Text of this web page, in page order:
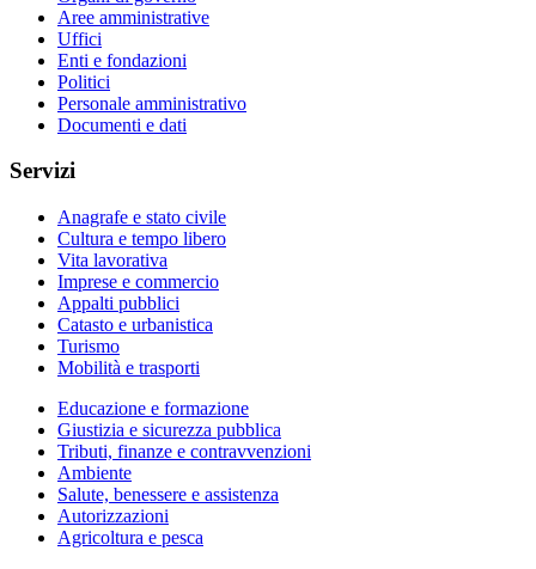
Aree amministrative
Uffici
Enti e fondazioni
Politici
Personale amministrativo
Documenti e dati
Servizi
Anagrafe e stato civile
Cultura e tempo libero
Vita lavorativa
Imprese e commercio
Appalti pubblici
Catasto e urbanistica
Turismo
Mobilità e trasporti
Educazione e formazione
Giustizia e sicurezza pubblica
Tributi, finanze e contravvenzioni
Ambiente
Salute, benessere e assistenza
Autorizzazioni
Agricoltura e pesca